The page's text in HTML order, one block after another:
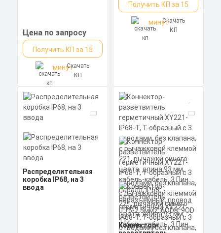
Цена по запросу
Получить КП за 15
минутСкачать
КП
Получить КП за 15
минутСкачать
КП
Распределительная
коробка IP68, на 3
ввода
Коннектор-